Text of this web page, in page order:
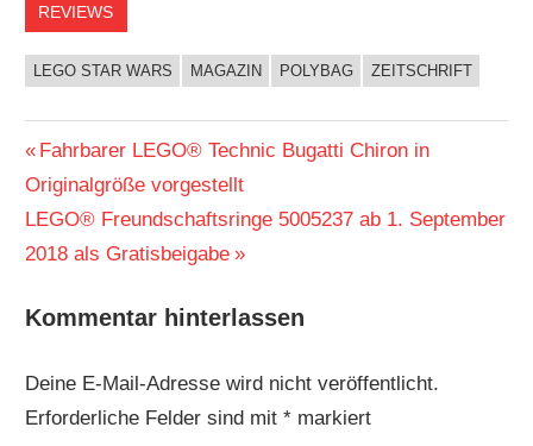
REVIEWS
LEGO STAR WARS MAGAZIN POLYBAG ZEITSCHRIFT
Beitragsnavigation
Vorheriger
Beitrag:
Fahrbarer LEGO® Technic Bugatti Chiron in
Originalgröße vorgestellt
Nächster
Beitrag:
LEGO® Freundschaftsringe 5005237 ab 1. September
2018 als Gratisbeigabe
Kommentar hinterlassen
Deine E-Mail-Adresse wird nicht veröffentlicht.
Erforderliche Felder sind mit* markiert